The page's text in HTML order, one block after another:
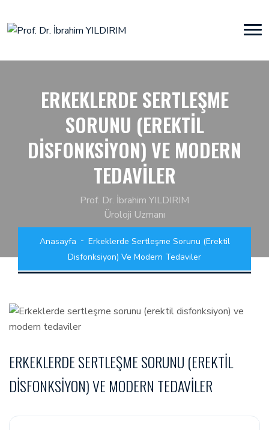
ERKEKLERDE SERTLEŞME
SORUNU (EREKTIL
DISFONKSIYON) VE MODERN
TEDAVILER
Prof. Dr. İbrahim YILDIRIM
Üroloji Uzmanı
Anasayfa
Erkeklerde Sertleşme Sorunu (erektil
Disfonksiyon) Ve Modern Tedaviler
ERKEKLERDE SERTLEŞME SORUNU (EREKTIL
DISFONKSIYON) VE MODERN TEDAVILER